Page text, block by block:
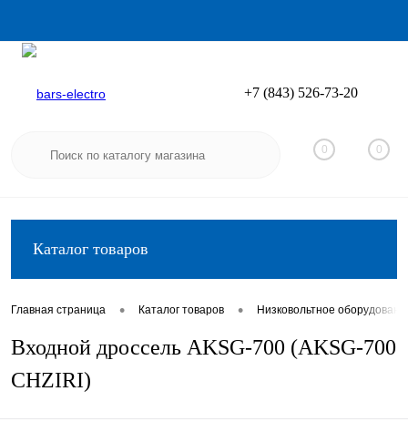
Вход
+7 (843) 526-73-20
0 0
Каталог товаров
Главная страница • Каталог товаров • Низковольтное
Входной дроссель AKSG-700 (AKSG-700
CHZIRI)